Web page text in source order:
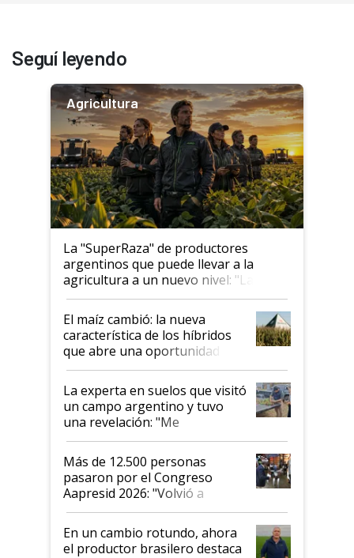
Seguí leyendo
Agricultura
La "SuperRaza" de productores
argentinos que puede llevar a la
agricultura a un nuevo nivel: "Las
posibilidades de crecimiento son
infinitas"
El maíz cambió: la nueva
característica de los híbridos
que abre una oportunidad en
el lote
La experta en suelos que visitó
un campo argentino y tuvo
una revelación: "Me
impresionó mucho"
Más de 12.500 personas
pasaron por el Congreso
Aapresid 2026: "Volvió a
demostrar que hablar del
suelo es hablar de todo el
sistema productivo"
En un cambio rotundo, ahora
el productor brasilero destaca